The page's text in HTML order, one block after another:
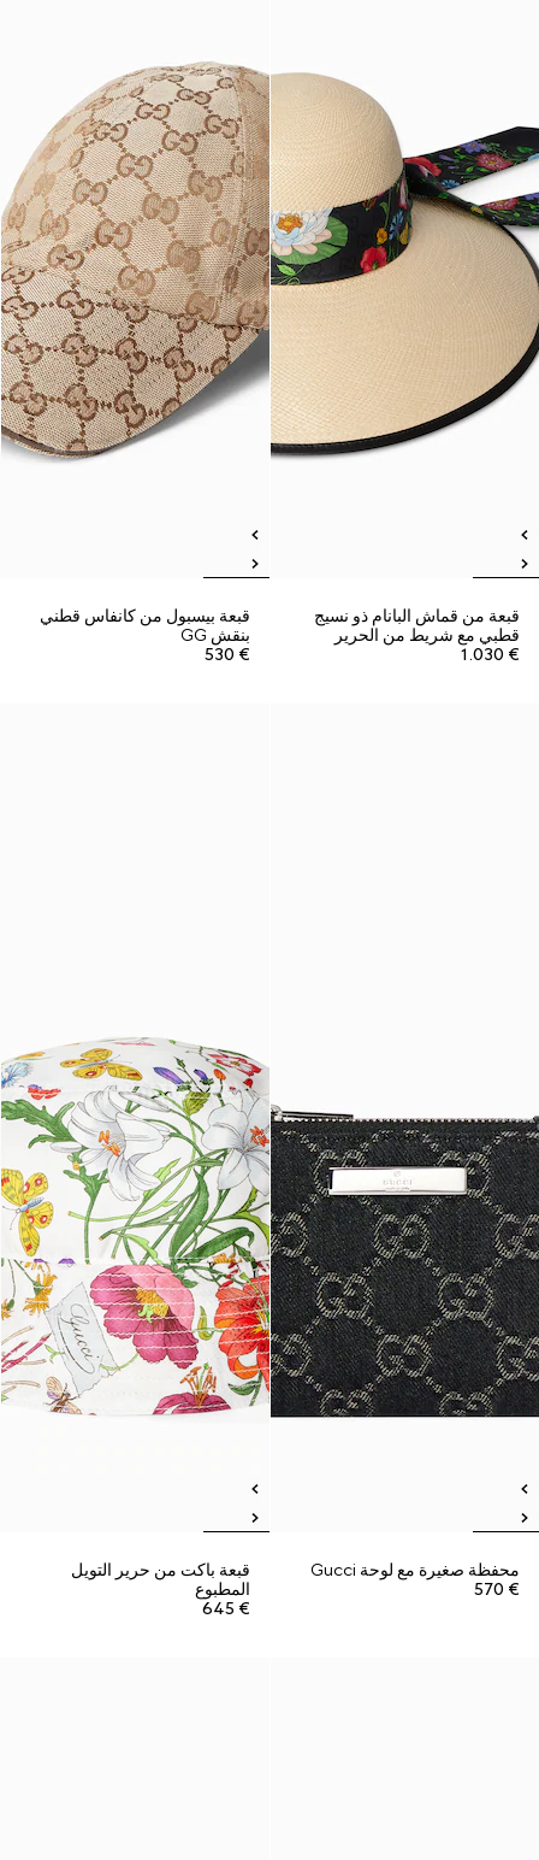
قبعة من قماش البانام ذو نسيج
قطبي مع شريط من الحرير
€ 1.030
قبعة بيسبول من كانفاس قطني
بنقش GG
€ 530
محفظة صغيرة مع لوحة Gucci
€ 570
قبعة باكت من حرير التويل
المطبوع
€ 645